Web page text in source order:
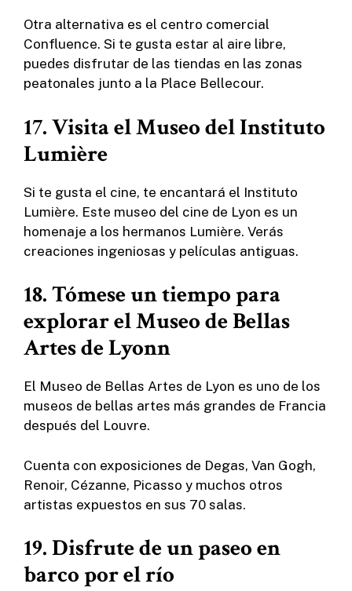
Otra alternativa es el centro comercial
Confluence. Si te gusta estar al aire libre,
puedes disfrutar de las tiendas en las zonas
peatonales junto a la Place Bellecour.
17. Visita el Museo del Instituto
Lumière
Si te gusta el cine, te encantará el Instituto
Lumière. Este museo del cine de Lyon es un
homenaje a los hermanos Lumière. Verás
creaciones ingeniosas y películas antiguas.
18. Tómese un tiempo para
explorar el Museo de Bellas
Artes de Lyonn
El Museo de Bellas Artes de Lyon es uno de los
museos de bellas artes más grandes de Francia
después del Louvre.
Cuenta con exposiciones de Degas, Van Gogh,
Renoir, Cézanne, Picasso y muchos otros
artistas expuestos en sus 70 salas.
19. Disfrute de un paseo en
barco por el río